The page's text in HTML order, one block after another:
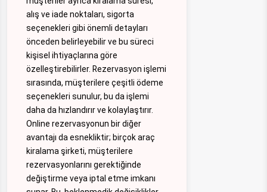
alış ve iade noktaları, sigorta
seçenekleri gibi önemli detayları
önceden belirleyebilir ve bu süreci
kişisel ihtiyaçlarına göre
özelleştirebilirler. Rezervasyon işlemi
sırasında, müşterilere çeşitli ödeme
seçenekleri sunulur, bu da işlemi
daha da hızlandırır ve kolaylaştırır.
Online rezervasyonun bir diğer
avantajı da esnekliktir; birçok araç
kiralama şirketi, müşterilere
rezervasyonlarını gerektiğinde
değiştirme veya iptal etme imkanı